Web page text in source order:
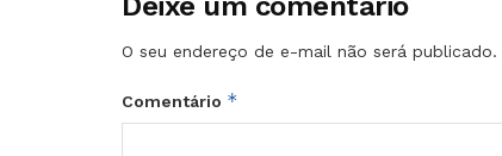
O seu endereço de e-mail não será publicado.
Comentário *